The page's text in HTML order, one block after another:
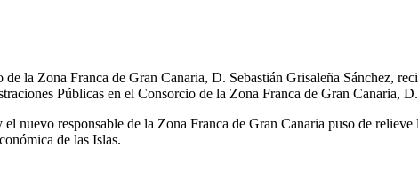
la Zona Franca de Gran Canaria, D. Sebastián Grisaleña Sánchez,
Públicas en el Consorcio de la Zona Franca de Gran Canaria,
nuevo responsable de la Zona Franca de Gran Canaria puso de
de las Islas.